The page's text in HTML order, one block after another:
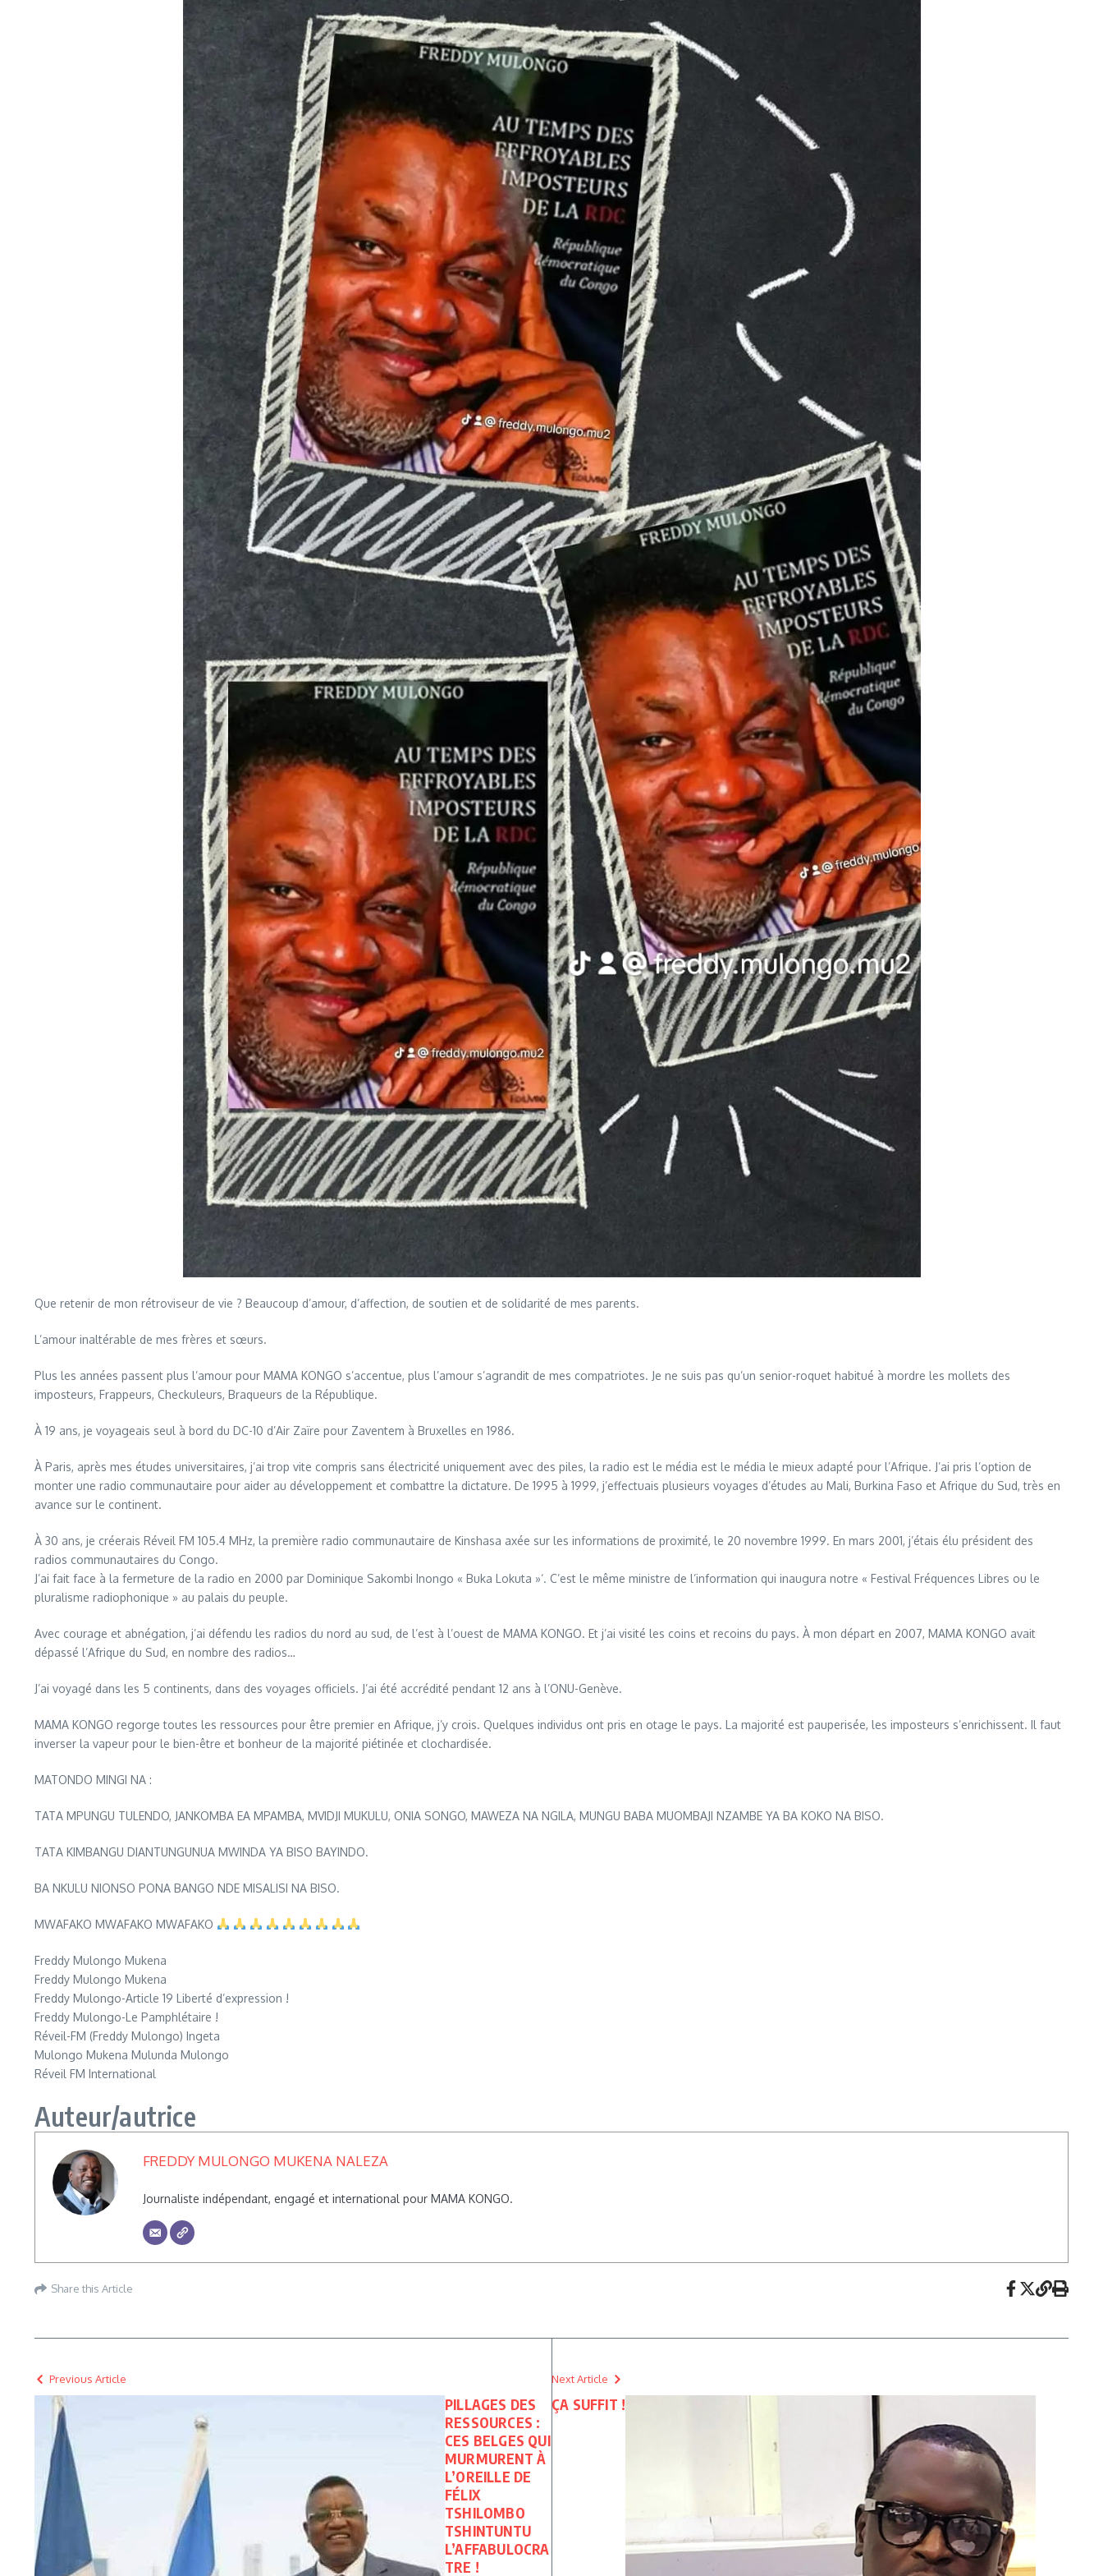
Que retenir de mon rétroviseur de vie ? Beaucoup d’amour, d’affection, de soutien et de solidarité de mes parents.
L’amour inaltérable de mes frères et sœurs.
Plus les années passent plus l’amour pour MAMA KONGO s’accentue, plus l’amour s’agrandit de mes compatriotes. Je ne suis pas qu’un senior-roquet habitué à mordre les mollets des
imposteurs, Frappeurs, Checkuleurs, Braqueurs de la République.
À 19 ans, je voyageais seul à bord du DC-10 d’Air Zaïre pour Zaventem à Bruxelles en 1986.
À Paris, après mes études universitaires, j’ai trop vite compris sans électricité uniquement avec des piles, la radio est le média est le média le mieux adapté pour l’Afrique. J’ai pris l’option de
monter une radio communautaire pour aider au développement et combattre la dictature. De 1995 à 1999, j’effectuais plusieurs voyages d’études au Mali, Burkina Faso et Afrique du Sud, très en
avance sur le continent.
À 30 ans, je créerais Réveil FM 105.4 MHz, la première radio communautaire de Kinshasa axée sur les informations de proximité, le 20 novembre 1999. En mars 2001, j’étais élu président des
radios communautaires du Congo.
J’ai fait face à la fermeture de la radio en 2000 par Dominique Sakombi Inongo « Buka Lokuta »‘. C’est le même ministre de l’information qui inaugura notre « Festival Fréquences Libres ou le
pluralisme radiophonique » au palais du peuple.
Avec courage et abnégation, j’ai défendu les radios du nord au sud, de l’est à l’ouest de MAMA KONGO. Et j’ai visité les coins et recoins du pays. À mon départ en 2007, MAMA KONGO avait
dépassé l’Afrique du Sud, en nombre des radios…
J’ai voyagé dans les 5 continents, dans des voyages officiels. J’ai été accrédité pendant 12 ans à l’ONU-Genève.
MAMA KONGO regorge toutes les ressources pour être premier en Afrique, j’y crois. Quelques individus ont pris en otage le pays. La majorité est pauperisée, les imposteurs s’enrichissent. Il faut
inverser la vapeur pour le bien-être et bonheur de la majorité piétinée et clochardisée.
MATONDO MINGI NA :
TATA MPUNGU TULENDO, JANKOMBA EA MPAMBA, MVIDJI MUKULU, ONIA SONGO, MAWEZA NA NGILA, MUNGU BABA MUOMBAJI NZAMBE YA BA KOKO NA BISO.
TATA KIMBANGU DIANTUNGUNUA MWINDA YA BISO BAYINDO.
BA NKULU NIONSO PONA BANGO NDE MISALISI NA BISO.
MWAFAKO MWAFAKO MWAFAKO
Freddy Mulongo Mukena
Freddy Mulongo Mukena
Freddy Mulongo-Article 19 Liberté d’expression !
Freddy Mulongo-Le Pamphlétaire !
Réveil-FM (Freddy Mulongo) Ingeta
Mulongo Mukena Mulunda Mulongo
Réveil FM International
Auteur/autrice
FREDDY MULONGO MUKENA NALEZA
Journaliste indépendant, engagé et international pour MAMA KONGO.
Share this Article
Previous Article
PILLAGES DES
RESSOURCES :
CES BELGES QUI
MURMURENT À
L’OREILLE DE
FÉLIX
TSHILOMBO
TSHINTUNTU
L’AFFABULOCRA
TRE !
Next Article
ÇA SUFFIT !